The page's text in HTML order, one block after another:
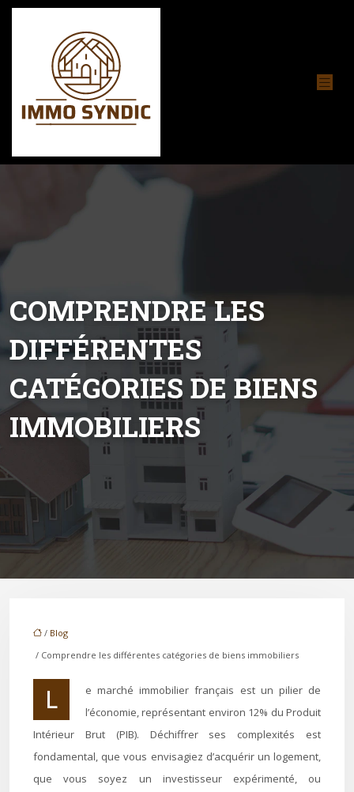
COMPRENDRE LES
DIFFÉRENTES
CATÉGORIES DE BIENS
IMMOBILIERS
/ Blog
/ Comprendre les différentes catégories de biens immobiliers
Le marché immobilier français est un pilier de
l’économie, représentant environ 12% du Produit
Intérieur Brut (PIB). Déchiffrer ses complexités est
fondamental, que vous envisagiez d’acquérir un logement,
que vous soyez un investisseur expérimenté, ou